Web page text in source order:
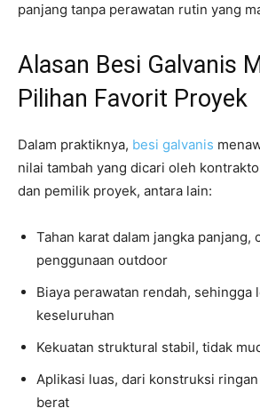
panjang tanpa perawatan rutin yang
Alasan Besi Galvanis
Pilihan Favorit Proyek
Dalam praktiknya, besi galvanis
nilai tambah yang dicari oleh
dan pemilik proyek, antara lain:
Tahan karat dalam jangka panjang,
penggunaan outdoor
Biaya perawatan rendah, sehingga
keseluruhan
Kekuatan struktural stabil, tidak
Aplikasi luas, dari konstruksi
berat